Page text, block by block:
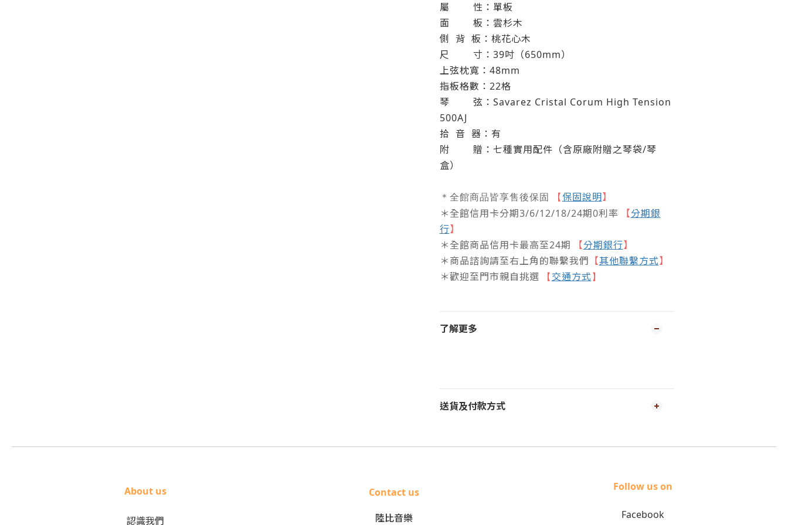
屬
性：單板
面
板：雲杉木
側
背 板：桃花心木
尺
寸：39吋（650mm）
上弦枕寬：48mm
指板格數：22格
琴 弦：Savarez Cristal Corum High Tension
500AJ
拾 音 器：有
附
贈：七種實用配件（含原廠附贈之琴袋/琴
盒）
＊全館商品皆享售後保固 【 保固說明】
＊全館信用卡分期3/6/12/18/24期0利率
【分期銀
行】
＊全館商品信用卡最高至24期
【分期銀行】
＊商品諮詢請至右上角的聯繫我們 【其他聯繫方式】
＊歡迎至門市親自挑選
【 交通方式 】
了解更多
送貨及付款方式
About us
認識我們
Contact us
陸比音樂
Follow us on
Facebook